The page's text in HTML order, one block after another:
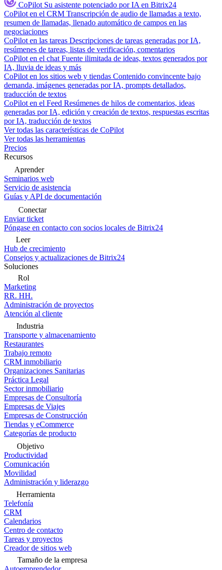
CoPilot Su asistente potenciado por IA en Bitrix24
CoPilot en el CRM Transcripción de audio de llamadas a texto,
resumen de llamadas, llenado automático de campos en las
negociaciones
CoPilot en las tareas Descripciones de tareas generadas por IA,
resúmenes de tareas, listas de verificación, comentarios
CoPilot en el chat Fuente ilimitada de ideas, textos generados por
IA, lluvia de ideas y más
CoPilot en los sitios web y tiendas Contenido convincente bajo
demanda, imágenes generadas por IA, prompts detallados,
traducción de textos
CoPilot en el Feed Resúmenes de hilos de comentarios, ideas
generadas por IA, edición y creación de textos, respuestas escritas
por IA, traducción de textos
Ver todas las características de CoPilot
Ver todas las herramientas
Precios
Recursos
Aprender
Seminarios web
Servicio de asistencia
Guías y API de documentación
Conectar
Enviar ticket
Póngase en contacto con socios locales de Bitrix24
Leer
Hub de crecimiento
Consejos y actualizaciones de Bitrix24
Soluciones
Rol
Marketing
RR. HH.
Administración de proyectos
Atención al cliente
Industria
Transporte y almacenamiento
Restaurantes
Trabajo remoto
CRM inmobiliario
Organizaciones Sanitarias
Práctica Legal
Sector inmobiliario
Empresas de Consultoría
Empresas de Viajes
Empresas de Construcción
Tiendas y eCommerce
Categorías de producto
Objetivo
Productividad
Comunicación
Movilidad
Administración y liderazgo
Herramienta
Telefonía
CRM
Calendarios
Centro de contacto
Tareas y proyectos
Creador de sitios web
Tamaño de la empresa